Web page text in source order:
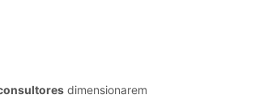
dimensionarem